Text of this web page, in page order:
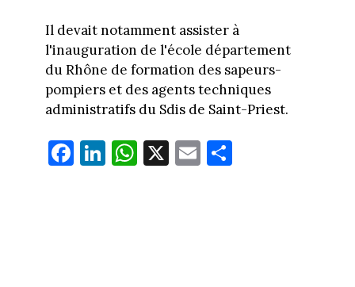
Il devait notamment assister à
l'inauguration de l'école département
du Rhône de formation des sapeurs-
pompiers et des agents techniques
administratifs du Sdis de Saint-Priest.
Fa
ce
Li
nk
W
ha
X E
m
Pa